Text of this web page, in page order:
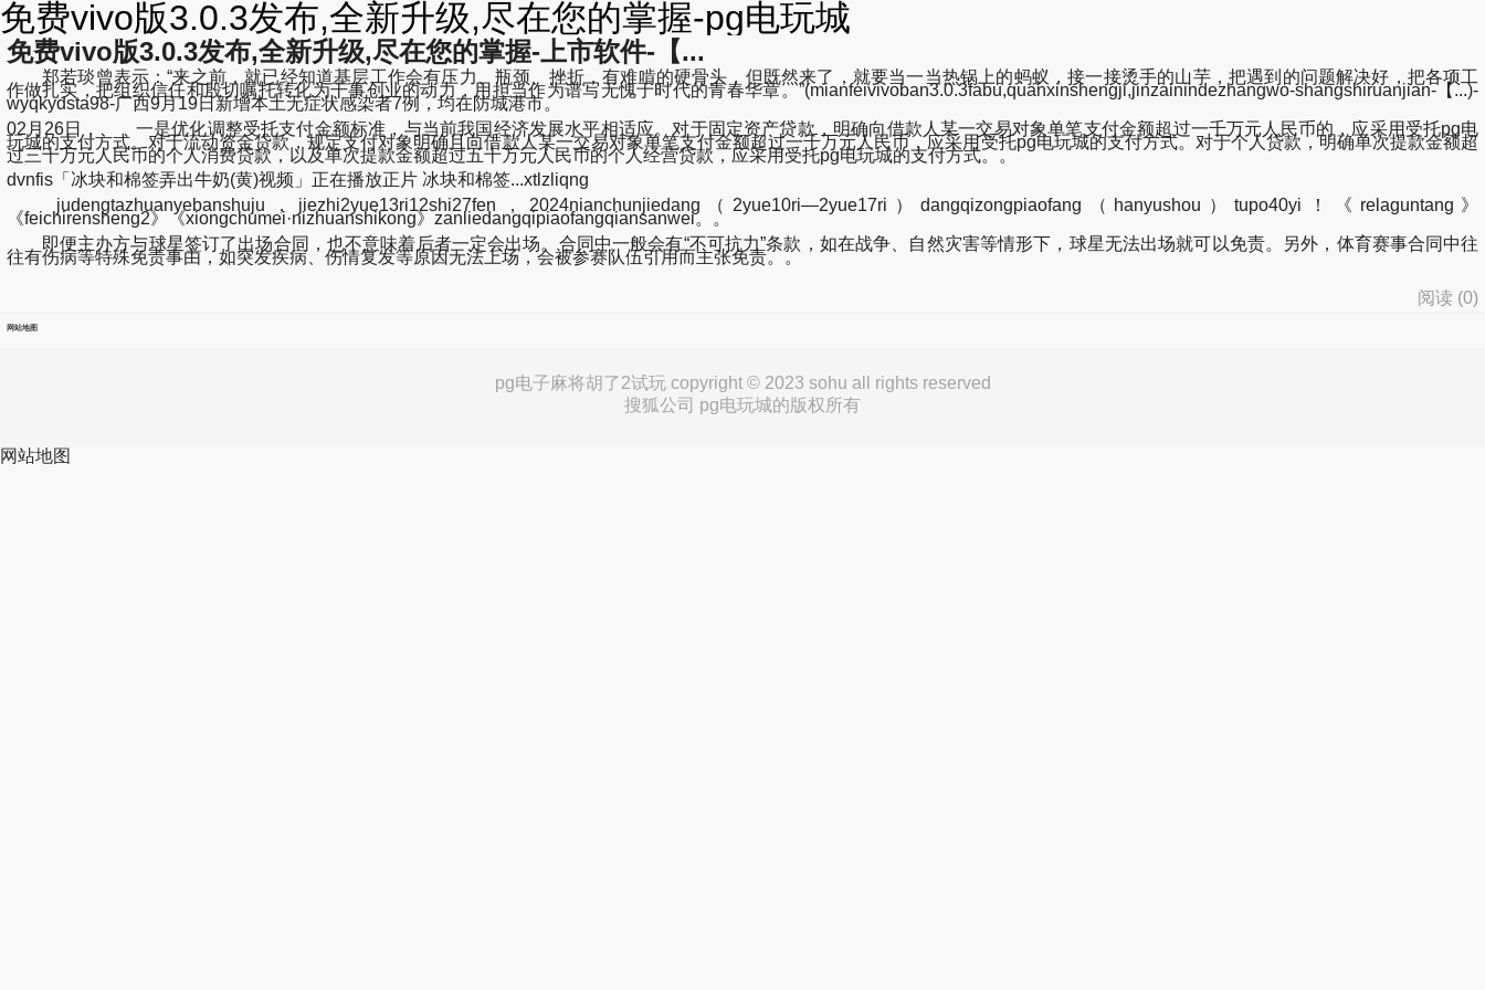
免费vivo版3.0.3发布,全新升级,尽在您的掌握-pg电玩城
免费vivo版3.0.3发布,全新升级,尽在您的掌握-上市软件-【...
郑若琰曾表示：“来之前，就已经知道基层工作会有压力、瓶颈、挫折，有难啃的硬骨头，但既然来了，就要当一当热锅上的蚂蚁，接一接烫手的山芋，把遇到的问题解决好，把各项工
作做扎实，把组织信任和殷切嘱托转化为干事创业的动力，用担当作为谱写无愧于时代的青春华章。”(mianfeivivoban3.0.3fabu,quanxinshengji,jinzainindezhangwo-shangshiruanjian-【...)-
wyqkydsta98-广西9月19日新增本土无症状感染者7例，均在防城港市。
02月26日， 一是优化调整受托支付金额标准，与当前我国经济发展水平相适应。对于固定资产贷款，明确向借款人某一交易对象单笔支付金额超过一千万元人民币的，应采用受托pg电
玩城的支付方式。对于流动资金贷款，规定支付对象明确且向借款人某一交易对象单笔支付金额超过一千万元人民币，应采用受托pg电玩城的支付方式。对于个人贷款，明确单次提款金额超
过三十万元人民币的个人消费贷款，以及单次提款金额超过五十万元人民币的个人经营贷款，应采用受托pg电玩城的支付方式。。
dvnfis「冰块和棉签弄出牛奶(黄)视频」正在播放正片 冰块和棉签...xtlzliqng
judengtazhuanyebanshuju，jiezhi2yue13ri12shi27fen，2024nianchunjiedang（2yue10ri—2yue17ri）dangqizongpiaofang（hanyushou）tupo40yi！《relaguntang》
《feichirensheng2》《xiongchumei·nizhuanshikong》zanliedangqipiaofangqiansanwei。。
即便主办方与球星签订了出场合同，也不意味着后者一定会出场。合同中一般会有“不可抗力”条款，如在战争、自然灾害等情形下，球星无法出场就可以免责。另外，体育赛事合同中往
往有伤病等特殊免责事由，如突发疾病、伤情复发等原因无法上场，会被参赛队伍引用而主张免责。。
阅读 (0)
网站地图
pg电子麻将胡了2试玩 copyright © 2023 sohu all rights reserved
搜狐公司 pg电玩城的版权所有
网站地图